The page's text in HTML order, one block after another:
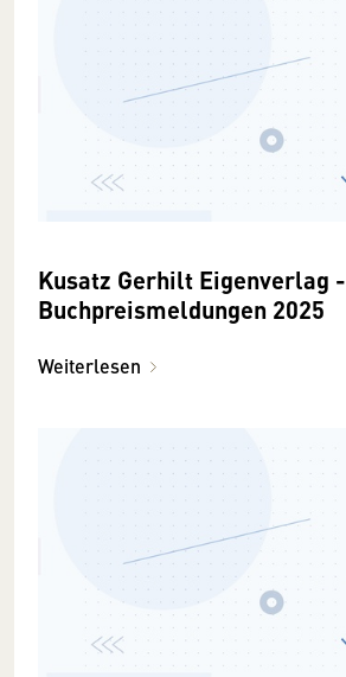
Kusatz Gerhilt Eigenverlag -
Buchpreismeldungen 2025
Weiterlesen